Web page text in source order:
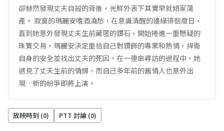
卻赫然發現丈夫自殺的背後，光鮮外表下其實早就傾家蕩
產。 寂寞的瑪麗安嗜酒澆愁，在意識清醒的邊緣徘徊度日，
直到她意外發現丈夫生前藏匿的鑽石，開始捲進一重懸疑的
珠寶交易，瑪麗安決定重拾自己對鑽飾的專業和熱情，捍衛
自身的安全並找出丈夫的死因。在一連串尋訪的過程中，她
遇見了丈夫生前的情婦，而自己多年前的舊情人也意外出
現…新的紛爭即將上演。
放映時刻 (0) PTT 討論 (0)